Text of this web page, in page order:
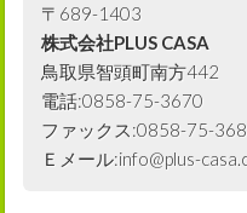
〒689-1403
株式会社PLUS CASA
鳥取県智頭町南方442
電話:0858-75-3670
ファックス:0858-75-
Ｅメール:info@plus-